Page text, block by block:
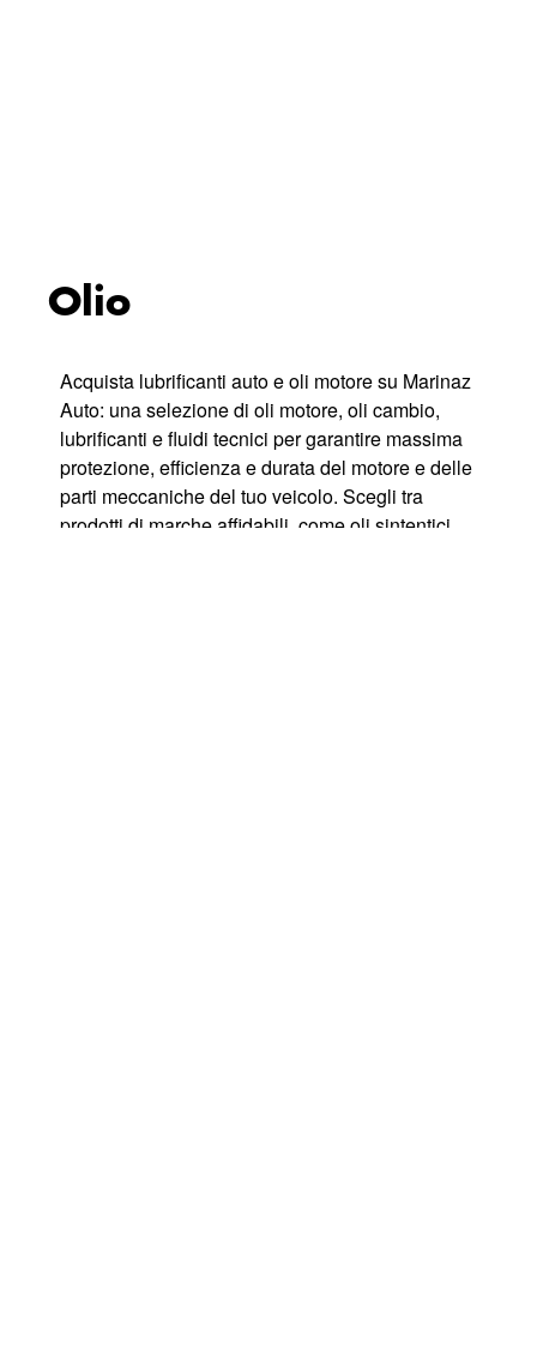
Olio
Acquista lubrificanti auto e oli motore su Marinaz
Auto: una selezione di oli motore, oli cambio,
lubrificanti e fluidi tecnici per garantire massima
protezione, efficienza e durata del motore e delle
parti meccaniche del tuo veicolo. Scegli tra
prodotti di marche affidabili, come oli sintentici,